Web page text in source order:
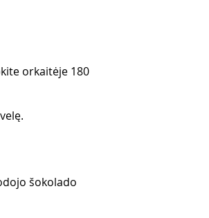
orkaitėje 180
šokolado